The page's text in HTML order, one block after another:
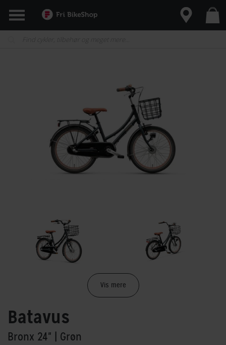
Vis mere
Batavus
Bronx 24" | Grøn